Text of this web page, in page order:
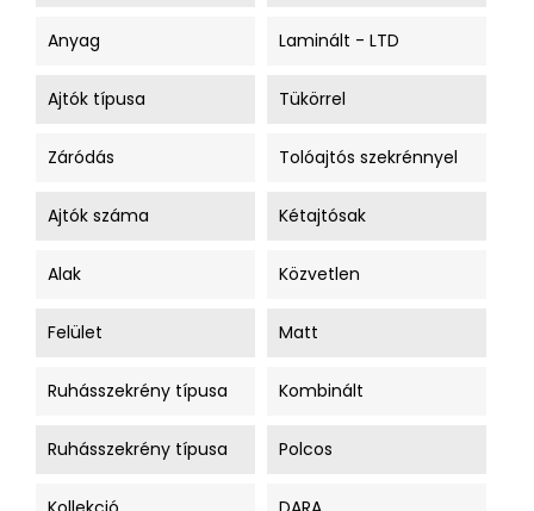
Anyag Laminált - LTD
Ajtók típusa Tükörrel
Záródás Tolóajtós szekrénnyel
Ajtók száma Kétajtósak
Alak Közvetlen
Felület Matt
Ruhásszekrény típusa Kombinált
Ruhásszekrény típusa Polcos